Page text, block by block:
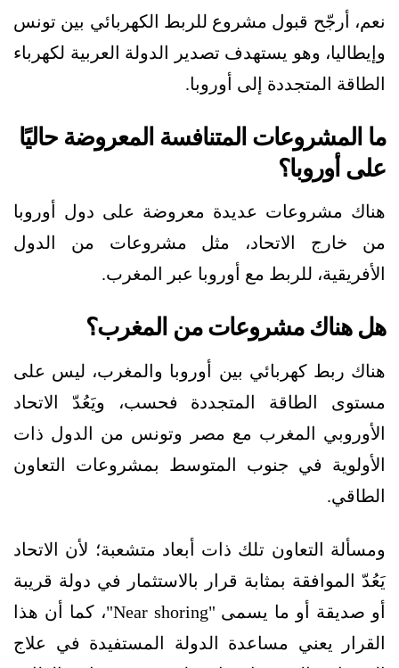
نعم، أرجّح قبول مشروع للربط الكهربائي بين تونس
وإيطاليا، وهو يستهدف تصدير الدولة العربية لكهرباء
الطاقة المتجددة إلى أوروبا.
ما المشروعات المتنافسة المعروضة حاليًا
على أوروبا؟
هناك مشروعات عديدة معروضة على دول أوروبا
من خارج الاتحاد، مثل مشروعات من الدول
الأفريقية، للربط مع أوروبا عبر المغرب.
هل هناك مشروعات من المغرب؟
هناك ربط كهربائي بين أوروبا والمغرب، ليس على
مستوى الطاقة المتجددة فحسب، ويَعُدّ الاتحاد
الأوروبي المغرب مع مصر وتونس من الدول ذات
الأولوية في جنوب المتوسط بمشروعات التعاون
الطاقي.
ومسألة التعاون تلك ذات أبعاد متشعبة؛ لأن الاتحاد
يَعُدّ الموافقة بمثابة قرار بالاستثمار في دولة قريبة
أو صديقة أو ما يسمى "Near shoring"، كما أن هذا
القرار يعني مساعدة الدولة المستفيدة في علاج